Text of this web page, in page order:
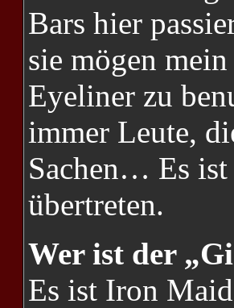
Bars hier
sie mögen
Eyeliner zu
immer Leute,
Sachen… Es
übertreten.
Wer ist der
Es ist Iron